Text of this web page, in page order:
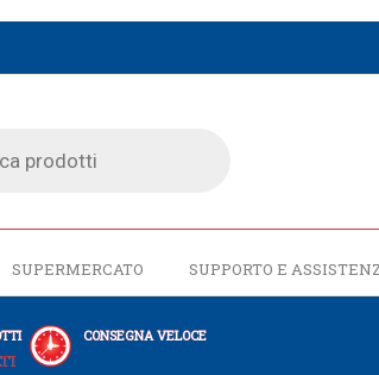
SUPERMERCATO SUPPORTO E
CONSEGNA VELOCE